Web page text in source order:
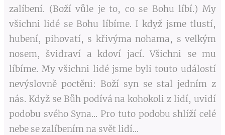
zalíbení. (Boží vůle je to, co se Bohu líbí.) My
všichni lidé se Bohu líbíme. I když jsme tlustí,
hubení, pihovatí, s křivýma nohama, s velkým
nosem, švidraví a kdoví jací. Všichni se mu
líbíme. My všichni lidé jsme byli touto událostí
nevýslovně poctěni: Boží syn se stal jedním z
nás. Když se Bůh podívá na kohokoli z lidí, uvidí
podobu svého Syna... Pro tuto podobu shlíží celé
nebe se zalíbením na svět lidí...